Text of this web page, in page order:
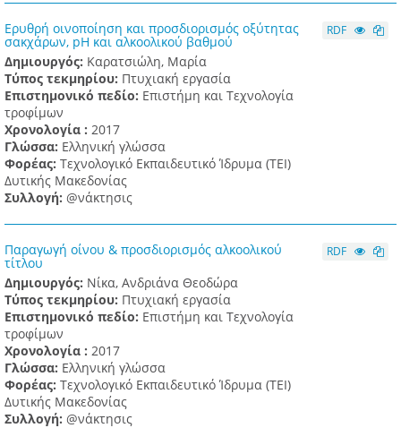
Ερυθρή οινοποίηση και προσδιορισμός οξύτητας
σακχάρων, pH και αλκοολικού βαθμού
Δημιουργός: Καρατσιώλη, Μαρία
Τύπος τεκμηρίου: Πτυχιακή εργασία
Επιστημονικό πεδίο: Επιστήμη και Τεχνολογία
τροφίμων
Χρονολογία : 2017
Γλώσσα: Ελληνική γλώσσα
Φορέας: Τεχνολογικό Εκπαιδευτικό Ίδρυμα (ΤΕΙ)
Δυτικής Μακεδονίας
Συλλογή: @νάκτησις
RDF
Παραγωγή οίνου & προσδιορισμός αλκοολικού
τίτλου
Δημιουργός: Νίκα, Ανδριάνα Θεοδώρα
Τύπος τεκμηρίου: Πτυχιακή εργασία
Επιστημονικό πεδίο: Επιστήμη και Τεχνολογία
τροφίμων
Χρονολογία : 2017
Γλώσσα: Ελληνική γλώσσα
Φορέας: Τεχνολογικό Εκπαιδευτικό Ίδρυμα (ΤΕΙ)
Δυτικής Μακεδονίας
Συλλογή: @νάκτησις
RDF